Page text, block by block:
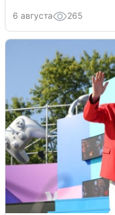
6 августа 265